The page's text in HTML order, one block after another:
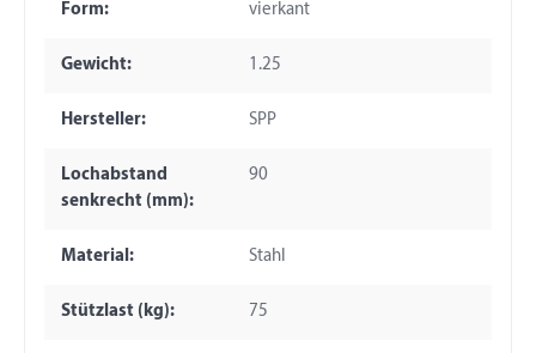
Form: vierkant
Gewicht: 1.25
Hersteller: SPP
Lochabstand
senkrecht (mm):
90
Material: Stahl
Stützlast (kg): 75